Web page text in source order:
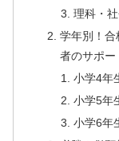
理科・
学年別！合
者のサポー
小学4年
小学5年
小学6年